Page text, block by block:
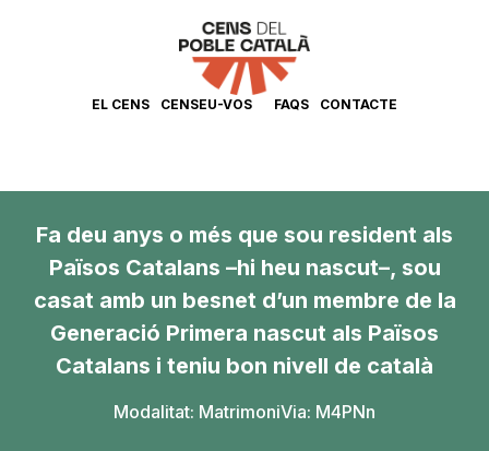
EL CENS CENSEU-VOS FAQS CONTACTE
Fa deu anys o més que sou resident als
Països Catalans –hi heu nascut–, sou
casat amb un besnet d’un membre de la
Generació Primera nascut als Països
Catalans i teniu bon nivell de català
Modalitat: MatrimoniVia: M4PNn